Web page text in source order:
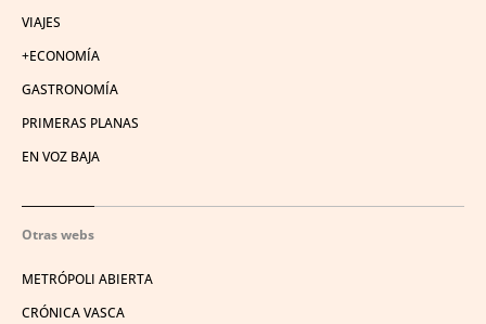
VIAJES
+ECONOMÍA
GASTRONOMÍA
PRIMERAS PLANAS
EN VOZ BAJA
Otras webs
METRÓPOLI ABIERTA
CRÓNICA VASCA